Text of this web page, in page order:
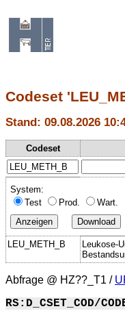
Codeset
Stand: 09.08.2026
Codeset
System:
Test
Prod. Wart.
LEU_METH_B
Leukose-
Abfrage @ HZ??_T1 /
RS:D_CSET_COD/